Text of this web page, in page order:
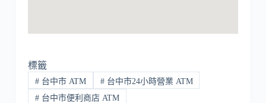
標籤
#台中市 ATM #台中市24小時營業 ATM
#台中市便利商店 ATM